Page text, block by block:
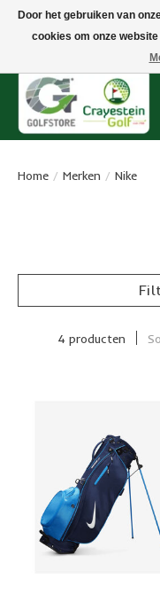
Snelle levering, gratis vanaf
Home / Merken / Nike
4 producten
Door het gebruiken van
cookies om onze